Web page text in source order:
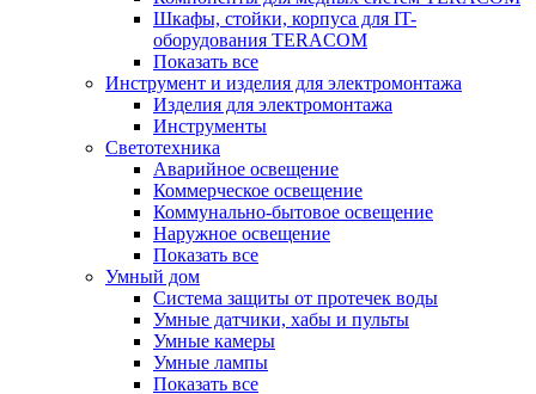
Шкафы, стойки, корпуса для IT-
оборудования TERACOM
Показать все
Инструмент и изделия для электромонтажа
Изделия для электромонтажа
Инструменты
Светотехника
Аварийное освещение
Коммерческое освещение
Коммунально-бытовое освещение
Наружное освещение
Показать все
Умный дом
Система защиты от протечек воды
Умные датчики, хабы и пульты
Умные камеры
Умные лампы
Показать все